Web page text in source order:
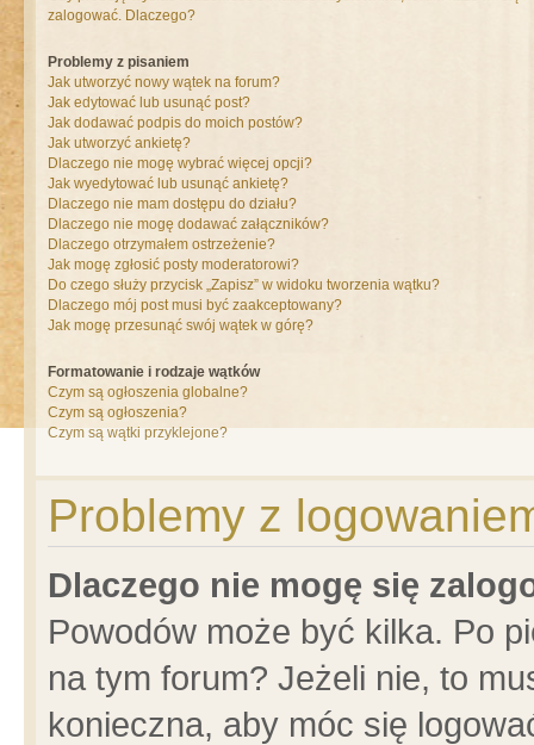
zalogować. Dlaczego?
Problemy z pisaniem
Jak utworzyć nowy wątek na forum?
Jak edytować lub usunąć post?
Jak dodawać podpis do moich postów?
Jak utworzyć ankietę?
Dlaczego nie mogę wybrać więcej opcji?
Jak wyedytować lub usunąć ankietę?
Dlaczego nie mam dostępu do działu?
Dlaczego nie mogę dodawać załączników?
Dlaczego otrzymałem ostrzeżenie?
Jak mogę zgłosić posty moderatorowi?
Do czego służy przycisk „Zapisz” w widoku tworzenia wątku?
Dlaczego mój post musi być zaakceptowany?
Jak mogę przesunąć swój wątek w górę?
Formatowanie i rodzaje wątków
Czym są ogłoszenia globalne?
Czym są ogłoszenia?
Czym są wątki przyklejone?
Problemy z
Dlaczego nie mogę się
Powodów może być kilka. Po
na tym forum? Jeżeli nie, to
konieczna, aby móc się